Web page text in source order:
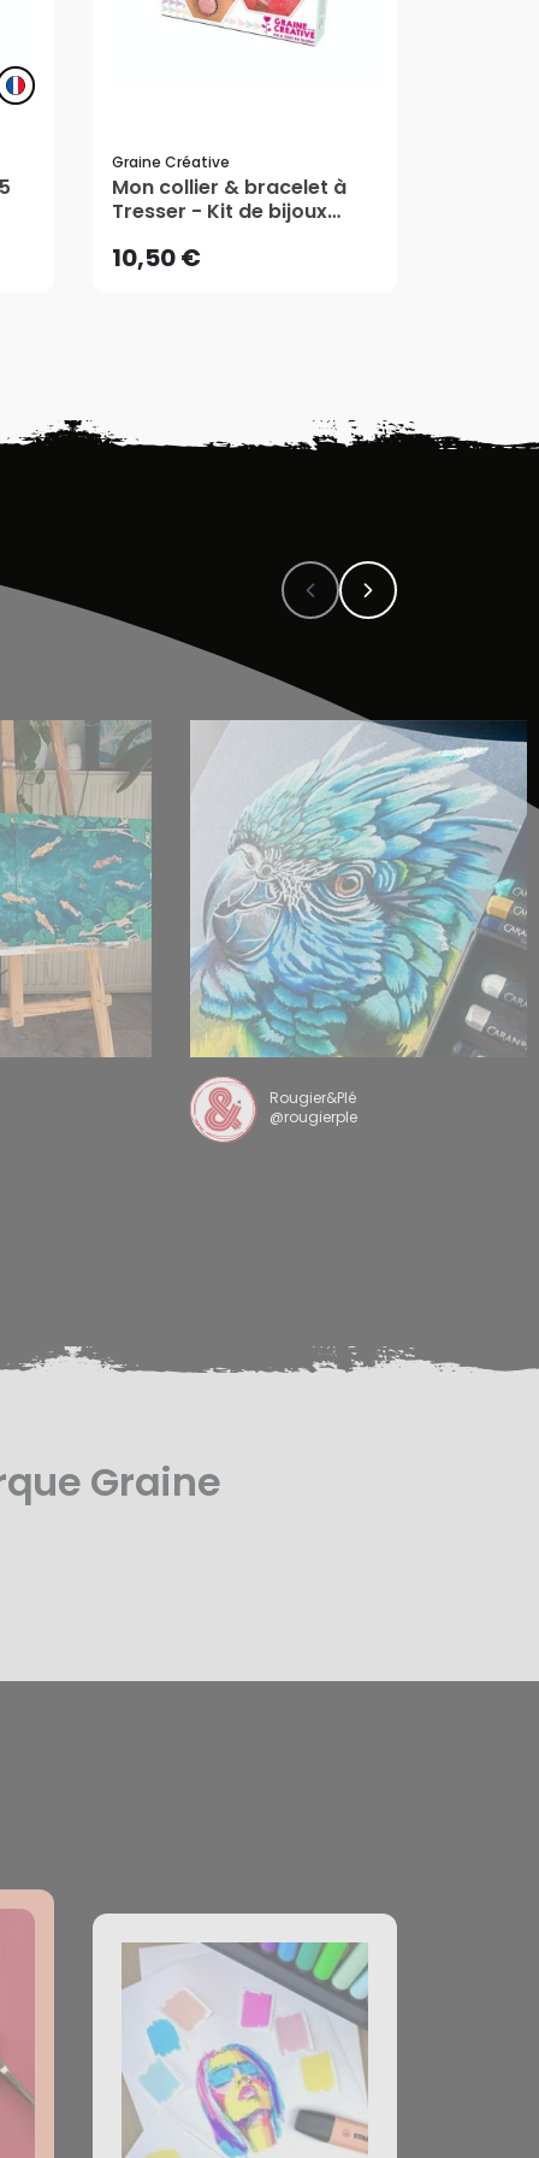
Graine Créative
Mon collier & bracelet à
Tresser - Kit de bijoux
10,50 €
10,50 €
AJOUTER AU PANIER
Rougier&Plé
@rougierple
Graine